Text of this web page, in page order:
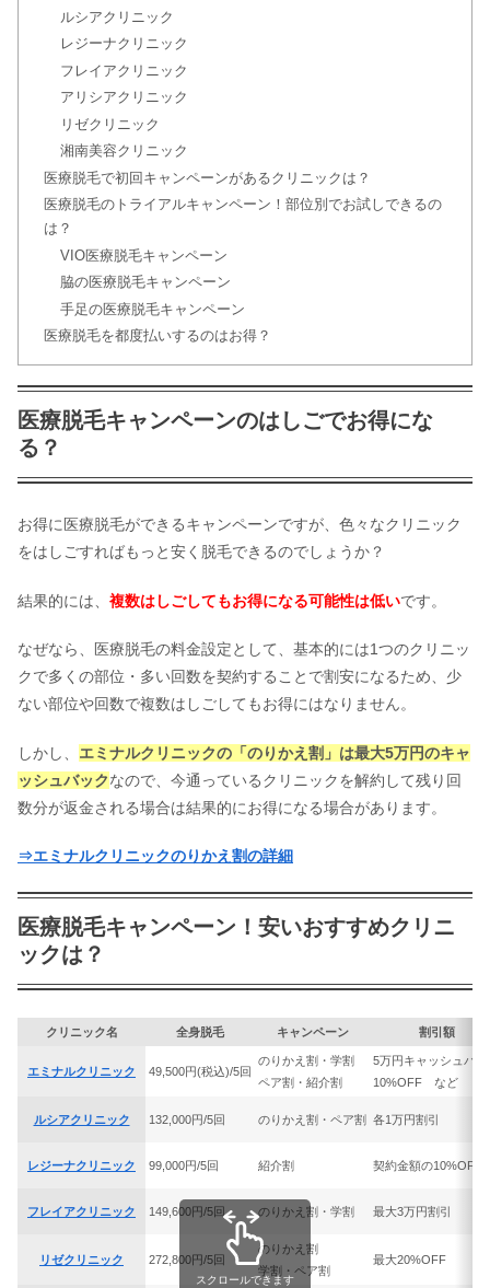
TBCスーパー脱毛の効果は永久！？口
コミでの評判をまとめてみた
TBCスーパー脱毛の回数・期間や料金
は？プラン内容を徹底解説！
古屋・新宿院の評判は？
ミセルクリニックの口コミは？医療脱
毛の料金や効果を調査してみた
スや脱毛・アートメイクの評判は？
ストラッシュの口コミ・評判！料金や
キレイモの口コミでの評判を調査！コ
恋肌の口コミ・評判！料金一覧や効
口コミ！脱毛やアートメイクの評判
ングTOP10｜市販で人気のムダ毛処理
の選び方とは
脱毛ラボの口コミ・評判！料金・キャ
シースリーの口コミ・評判は？予約方
法やコース別料金まとめ
ルシアクリニック
レジーナクリニック
フレイアクリニック
アリシアクリニック
リゼクリニック
湘南美容クリニック
医療脱毛で初回キャンペーンがあるクリニックは？
医療脱毛のトライアルキャンペーン！部位別でお試しできるの
は？
VIO医療脱毛キャンペーン
脇の医療脱毛キャンペーン
手足の医療脱毛キャンペーン
医療脱毛を都度払いするのはお得？
医療脱毛キャンペーンのはしごでお得にな
る？
お得に医療脱毛ができるキャンペーンですが、色々なクリニック
をはしごすればもっと安く脱毛できるのでしょうか？
結果的には、 複数はしごしてもお得になる可能性は低いです。
なぜなら、医療脱毛の料金設定として、基本的には1つのクリニッ
クで多くの部位・多い回数を契約することで割安になるため、少
ない部位や回数で複数はしごしてもお得にはなりません。
しかし、 エミナルクリニックの「のりかえ割」は最大5万円のキャ
ッシュバックなので、今通っているクリニックを解約して残り回
数分が返金される場合は結果的にお得になる場合があります。
⇒エミナルクリニックのりかえ割の詳細
医療脱毛キャンペーン！安いおすすめクリニ
ックは？
クリニック名 全身脱毛 キャンペーン 割引額
エミナルクリニック 49,500円(税込)/5回
のりかえ割・学割
ペア割・紹介割
5万円キャッシュバッ
10%OFF など
ルシアクリニック 132,000円/5回 のりかえ割・ペア割 各1万円割引
レジーナクリニック 99,000円/5回 紹介割 契約金額の10%OFF
フレイアクリニック 149,600円/5回 のりかえ割・学割 最大3万円割引
リゼクリニック 272,800円/5回
のりかえ割
学割・ペア割
最大20%OFF
スクロールできます